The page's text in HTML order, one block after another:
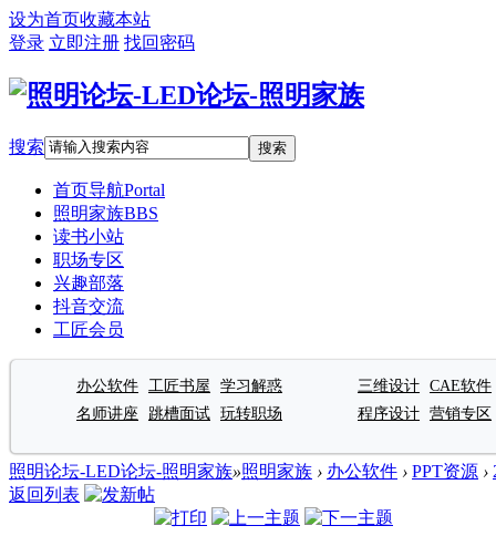
设为首页收藏本站
登录 立即注册 找回密码
搜索 搜索
首页导航Portal
照明家族BBS
读书小站
职场专区
兴趣部落
抖音交流
工匠会员
办公软件 工匠书屋
学习解惑
名师讲座
跳槽面试 玩转职场
三维设计 CAE软件
程序设计 营销专区
照明论坛-LED论坛-照明家族»照明家族 › 办公软件 › PPT资源 ›
返回列表